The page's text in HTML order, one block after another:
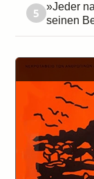
5
»Jeder
seinen